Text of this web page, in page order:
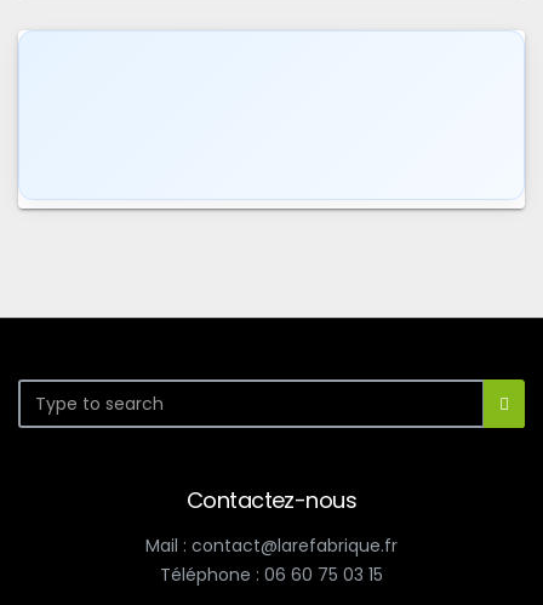
Contactez-nous
Mail : contact@larefabrique.fr
Téléphone : 06 60 75 03 15